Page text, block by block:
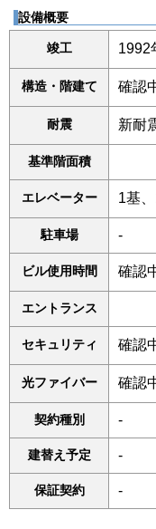
設備概要
竣工 1992
構造・階建て 確認
耐震 新耐
基準階面積
エレベーター 1基
駐車場 -
ビル使用時間 確認
エントランス
セキュリティ 確認
光ファイバー 確認
契約種別 -
建替え予定 -
保証契約 -